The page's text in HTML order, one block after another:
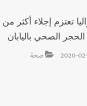
قوية... وإعلام إيراني:
لبنان بكرة الطاولة للرجال
الصحي باليابان
2020- صحة